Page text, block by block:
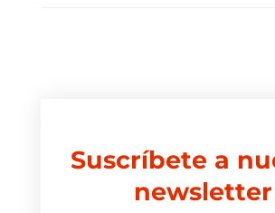
Suscríbete a
newsletter